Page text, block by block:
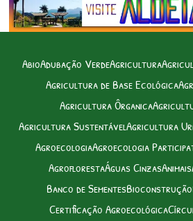
AbioAdubação VerdeAgricultura
Agricultura de Base Ecológica
Agricultura Ôrganica
Agricultura SustentávelAgricultura
AgroecologiaAgroecologia
AgroflorestaÁguas CinzasAnimais
Banco de SementesBioconstrução
Certificação Agroecológica